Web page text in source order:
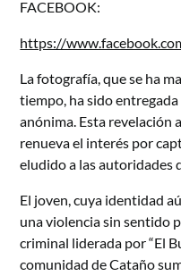
FACEBOOK:
https://
La fotografía, que se ha
tiempo, ha sido
anónima. Esta revelación
renueva el interés por
eludido a las autoridades
El joven, cuya identidad
una violencia sin sentido
criminal liderada por “El
comunidad de Cataño